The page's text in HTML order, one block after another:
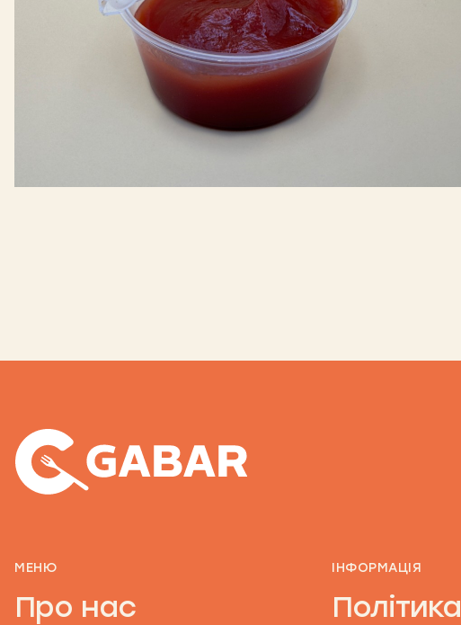
МЕНЮ
Про нас
ІНФОРМАЦІЯ
Політика